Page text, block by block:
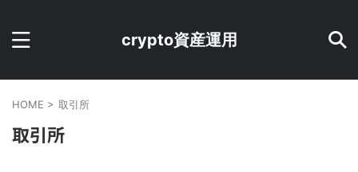
crypto資産運用
HOME > 取引所
取引所